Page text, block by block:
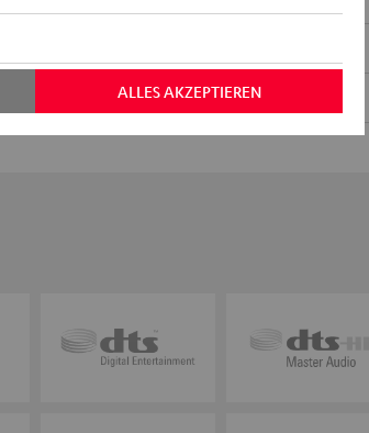
ALLES AKZEPTIEREN